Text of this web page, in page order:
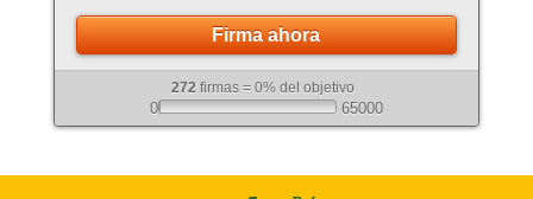
Firma ahora
272 firmas = 0% del objetivo
0 65000